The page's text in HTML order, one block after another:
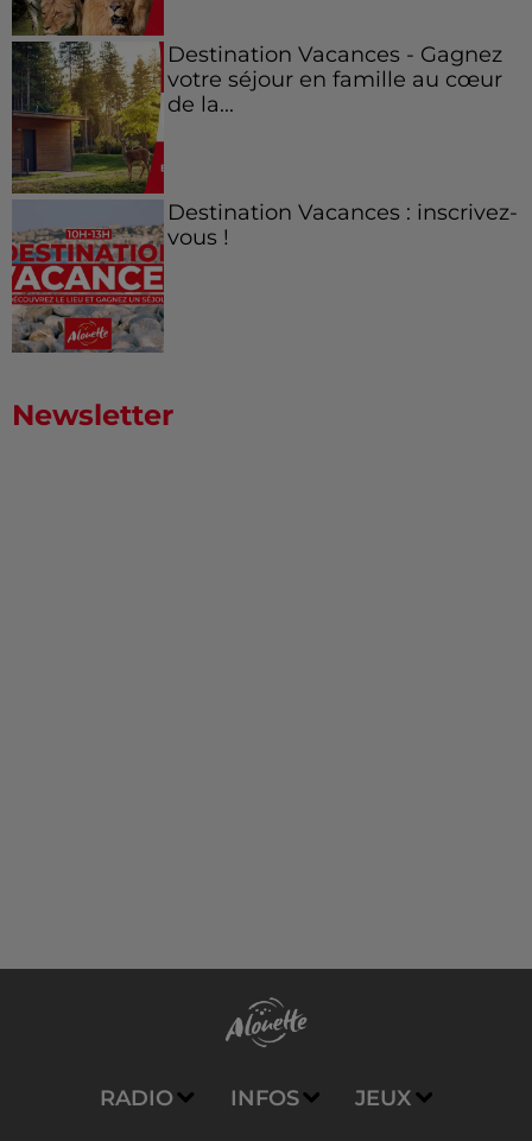
Destination Vacances - Gagnez
votre séjour en famille au cœur
de la...
Destination Vacances : inscrivez-
vous !
Newsletter
RADIO INFOS JEUX